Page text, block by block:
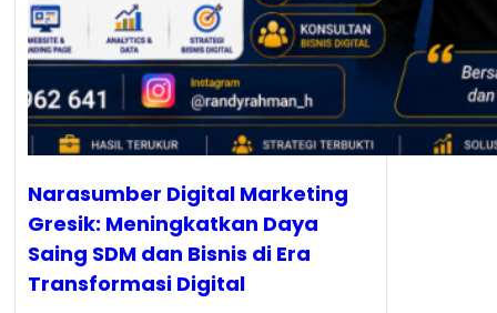
Narasumber Digital Marketing
Gresik: Meningkatkan Daya
Saing SDM dan Bisnis di Era
Transformasi Digital